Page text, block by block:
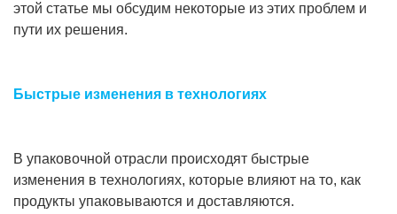
этой статье мы обсудим некоторые из этих проблем и
пути их решения.
Быстрые изменения в технологиях
В упаковочной отрасли происходят быстрые
изменения в технологиях, которые влияют на то, как
продукты упаковываются и доставляются.